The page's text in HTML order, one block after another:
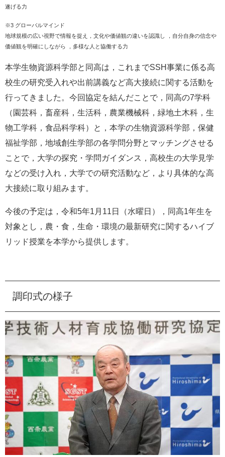
遂げる力
※3 グローバルマインド
地球規模の広い視野で情報を捉え，文化や価値観の違いを認識し ，自分自身の信念や
価値観を明確にしながら ，多様な人と協働する力
​本学生物資源科学部と同高は，​これまでSSH事業に係る高
校生の研究受入れや出前講義など高大接続に関する活動を
行ってきました。今回協定を結んだことで，同高の7学科
（園芸科，畜産科，生活科，農業機械科，緑地土木科，生
物工学科，食品科学科）と，本学の生物資源科学部，保健
福祉学部，地域創生学部の各学問分野とマッチングさせる
ことで，大学の探究・学問ガイダンス，高校生の大学見学
などの受け入れ，大学での研究活動など，より具体的な高
大接続に取り組みます。
今後の予定は，令和5年1月11日（水曜日），同高1年生を
対象とし，農・食，生命・環境の最新研究に関するハイブ
リッド授業を本学から提供します。
調印式の様子